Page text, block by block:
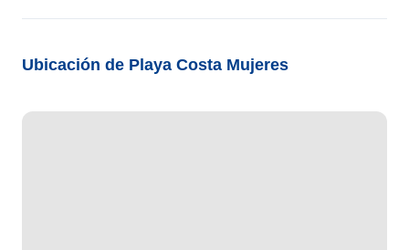
Ubicación de Playa Costa Mujeres